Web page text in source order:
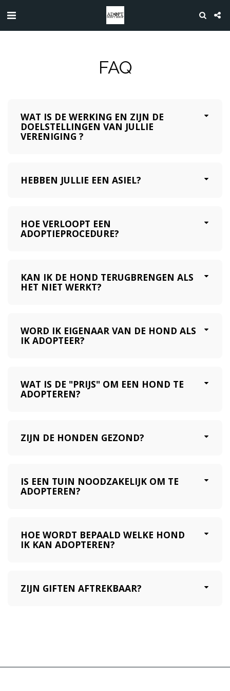
FAQ
WAT IS DE WERKING EN ZIJN DE
DOELSTELLINGEN VAN JULLIE
VERENIGING ?
HEBBEN JULLIE EEN ASIEL?
HOE VERLOOPT EEN
ADOPTIEPROCEDURE?
KAN IK DE HOND TERUGBRENGEN ALS
HET NIET WERKT?
WORD IK EIGENAAR VAN DE HOND ALS
IK ADOPTEER?
WAT IS DE "PRIJS" OM EEN HOND TE
ADOPTEREN?
ZIJN DE HONDEN GEZOND?
IS EEN TUIN NOODZAKELIJK OM TE
ADOPTEREN?
HOE WORDT BEPAALD WELKE HOND
IK KAN ADOPTEREN?
ZIJN GIFTEN AFTREKBAAR?